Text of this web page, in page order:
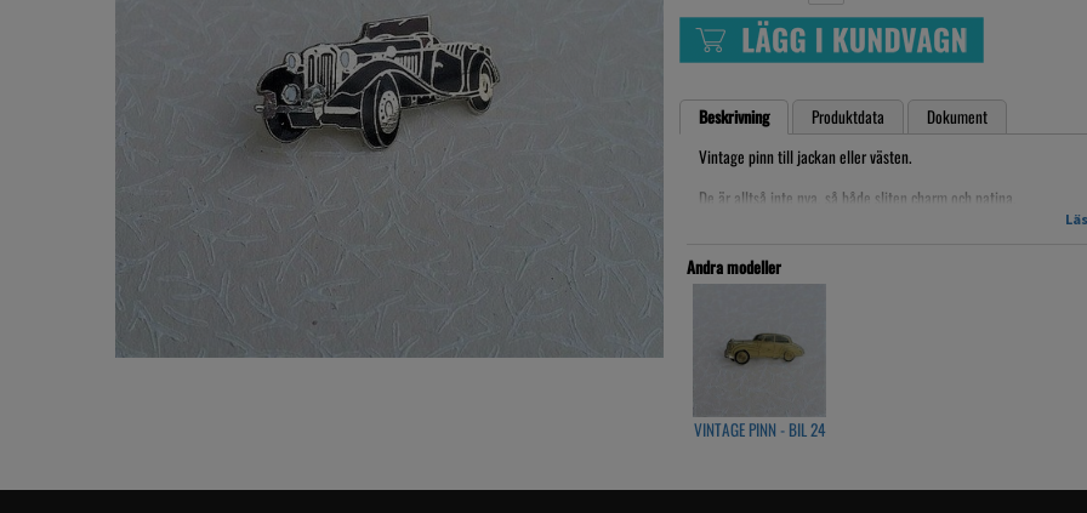
Beskrivning Produktdata
Dokument
Vintage pinn till jackan eller västen.
De är alltså inte nya, så både sliten charm och patina.
Artikelnr: pinAF18.54
Andra modeller
VINTAGE PINN - BIL 24